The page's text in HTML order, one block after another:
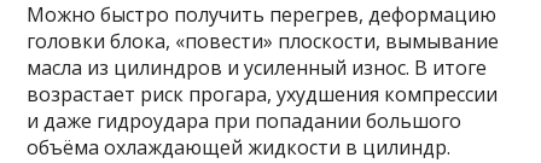
Можно быстро получить перегрев, деформацию
головки блока, «повести» плоскости, вымывание
масла из цилиндров и усиленный износ. В итоге
возрастает риск прогара, ухудшения компрессии
и даже гидроудара при попадании большого
объёма охлаждающей жидкости в цилиндр.